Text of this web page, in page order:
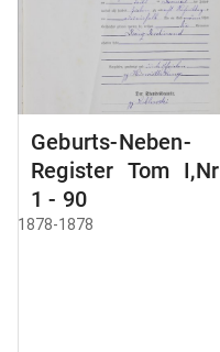
Geburts-Neben-
Register Tom I,Nr
1 - 90
1878-1878